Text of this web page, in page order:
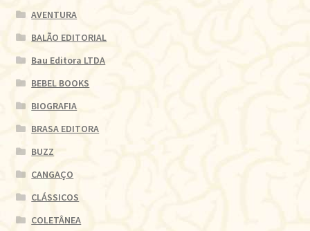
AVENTURA
BALÃO EDITORIAL
Bau Editora LTDA
BEBEL BOOKS
BIOGRAFIA
BRASA EDITORA
BUZZ
CANGAÇO
CLÁSSICOS
COLETÂNEA